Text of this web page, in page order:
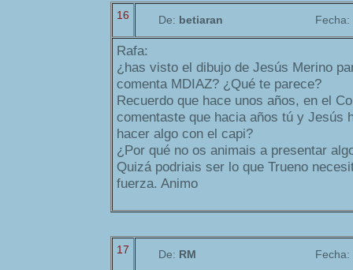
16 De: betiaran Fecha:
Rafa:
¿has visto el dibujo de Jesús Merino
comenta MDIAZ? ¿Qué te parece?
Recuerdo que hace unos años, en el
comentaste que hacia años tú y Jesús
hacer algo con el capi?
¿Por qué no os animais a presentar
Quizá podriais ser lo que Trueno
fuerza. Animo
17 De: RM Fecha: